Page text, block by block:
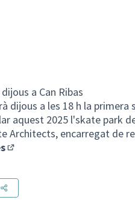
a Can Ribas
dijous a les 18 h la
aquest 2025 l'skate park
Architects, encarregat de